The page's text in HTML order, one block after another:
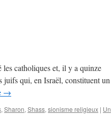
les catholiques et, il y a quinze
juifs qui, en Israël, constituent un
→
, Sharon, Shass, sionisme religieux | Un